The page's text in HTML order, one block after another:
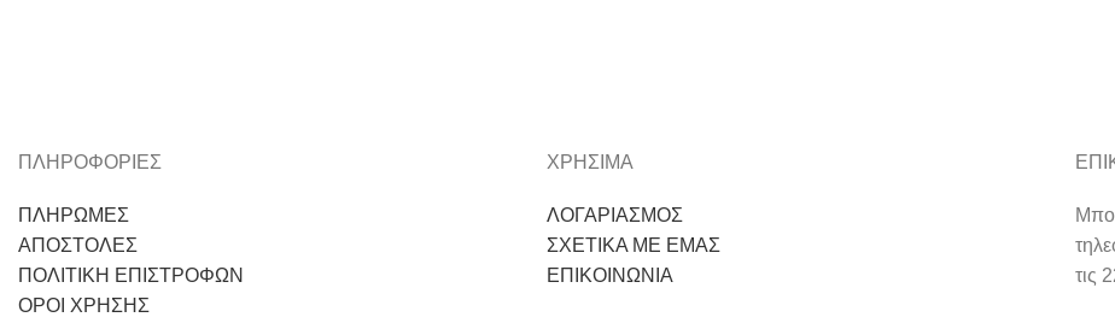
ΠΛΗΡΟΦΟΡΙΕΣ
ΠΛΗΡΩΜΕΣ
ΑΠΟΣΤΟΛΕΣ
ΠΟΛΙΤΙΚΗ ΕΠΙΣΤΡΟΦΩΝ
ΟΡΟΙ ΧΡΗΣΗΣ
ΧΡΗΣΙΜΑ
ΛΟΓΑΡΙΑΣΜΟΣ
ΣΧΕΤΙΚΑ ΜΕ ΕΜΑΣ
ΕΠΙΚΟΙΝΩΝΙΑ
τις